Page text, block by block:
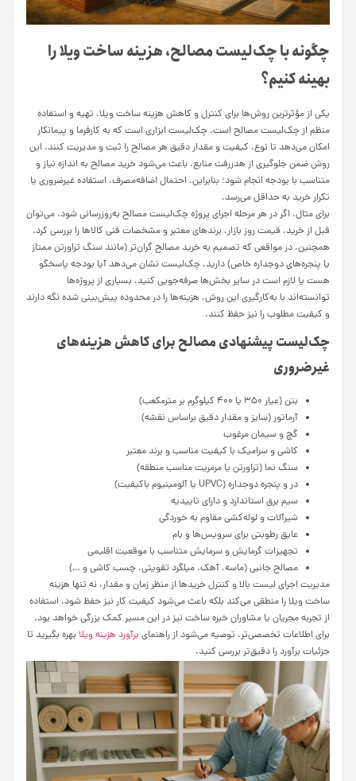
چگونه با چک‌لیست مصالح، هزینه ساخت ویلا را
بهینه کنیم؟
یکی از مؤثرترین روش‌ها برای کنترل و کاهش هزینه ساخت ویلا، تهیه و استفاده
منظم از چک‌لیست مصالح است. چک‌لیست ابزاری است که به کارفرما و پیمانکار
امکان می‌دهد تا نوع، کیفیت و مقدار دقیق هر مصالح را ثبت و مدیریت کنند. این
روش ضمن جلوگیری از هدررفت منابع، باعث می‌شود خرید مصالح به اندازه نیاز و
متناسب با بودجه انجام شود؛ بنابراین، احتمال اضافه‌مصرف، استفاده غیرضروری یا
تکرار خرید به حداقل می‌رسد.
برای مثال، اگر در هر مرحله اجرای پروژه چک‌لیست مصالح به‌روزرسانی شود، می‌توان
قبل از خرید، قیمت روز بازار، برندهای معتبر و مشخصات فنی کالاها را بررسی کرد.
همچنین، در مواقعی که تصمیم به خرید مصالح گران‌تر (مانند سنگ تراورتن ممتاز
یا پنجره‌های دوجداره خاص) دارید، چک‌لیست نشان می‌دهد آیا بودجه پاسخگو
هست یا لازم است در سایر بخش‌ها صرفه‌جویی کنید. بسیاری از پروژه‌ها
توانسته‌اند با به‌کارگیری این روش، هزینه‌ها را در محدوده پیش‌بینی‌ شده نگه دارند
و کیفیت مطلوب را نیز حفظ کنند.
چک‌لیست پیشنهادی مصالح برای کاهش هزینه‌های
غیرضروری
بتن (عیار ۳۵۰ یا ۴۰۰ کیلوگرم بر مترمکعب)
آرماتور (سایز و مقدار دقیق براساس نقشه)
گچ و سیمان مرغوب
کاشی و سرامیک با کیفیت مناسب و برند معتبر
سنگ نما (تراورتن یا مرمریت مناسب منطقه)
در و پنجره دوجداره (UPVC یا آلومینیوم باکیفیت)
سیم برق استاندارد و دارای تاییدیه
شیرآلات و لوله‌کشی مقاوم به خوردگی
عایق رطوبتی برای سرویس‌ها و بام
تجهیزات گرمایش و سرمایش متناسب با موقعیت اقلیمی
مصالح جانبی (ماسه، آهک، میلگرد تقویتی، چسب کاشی و …)
مدیریت اجرای لیست بالا و کنترل خریدها از منظر زمان و مقدار، نه تنها هزینه
ساخت ویلا را منطقی می‌کند بلکه باعث می‌شود کیفیت کار نیز حفظ شود. استفاده
از تجربه مجریان یا مشاوران خبره ساخت نیز در این مسیر کمک بزرگی خواهد بود.
برای اطلاعات تخصصی‌تر، توصیه می‌شود از راهنمای برآورد هزینه ویلا بهره بگیرید تا
جزئیات برآورد را دقیق‌تر بررسی کنید.